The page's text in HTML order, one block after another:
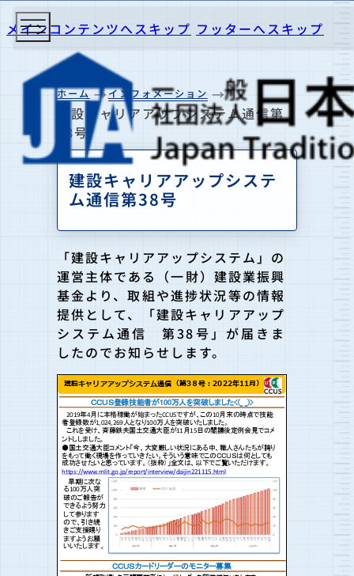
メインコンテンツへスキップ フッターへスキップ
ホーム インフォメーション
建設キャリアアップシステム通信第
38号
建設キャリアアップシステ
ム通信第38号
「建設キャリアアップシステム」の
運営主体である（一財）建設業振興
基金より、取組や進捗状況等の情報
提供として、「建設キャリアアップ
システム通信 第38号」が届きま
したのでお知らせします。